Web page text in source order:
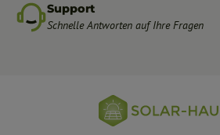
Support
Schnelle Antworten auf Ihre Fragen